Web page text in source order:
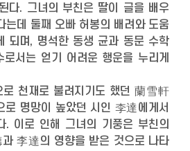
다. 그녀의 부친은 딸이 글을 배우
는데 둘째 오빠 허봉의 배려와 도움
되며, 명석한 동생 균과 동문 수학
로서는 얻기 어려운 행운을 누리게
천재로 불려지기도 했던 蘭雪軒
로 명망이 높았던 시인 李達에게서
. 이로 인해 그녀의 기풍은 부친의
李達의 영향을 받은 것으로 나타